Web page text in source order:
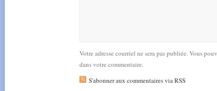
Votre adresse courriel ne sera pas publiée. Vous
dans votre commentaire.
S'abonner aux commentaires via RSS